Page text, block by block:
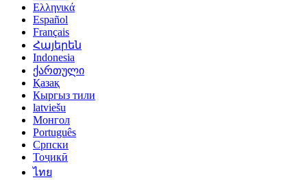
Ελληνικά
Español
Français
Հայերեն
Indonesia
ქართული
Қазақ
Кыргыз тили
latviešu
Монгол
Português
Српски
Тоҷикӣ
ไทย